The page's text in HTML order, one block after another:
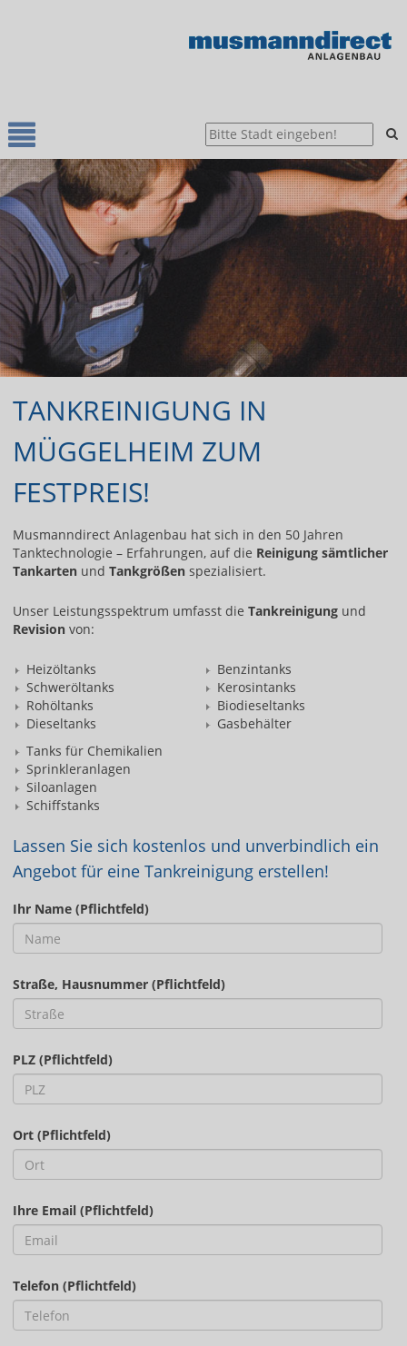
TANKREINIGUNG IN
MÜGGELHEIM ZUM
FESTPREIS!
Musmanndirect Anlagenbau hat sich in den 50 Jahren
Tanktechnologie – Erfahrungen, auf die Reinigung sämtlicher
Tankarten und Tankgrößen spezialisiert.
Unser Leistungsspektrum umfasst die Tankreinigung und
Revision von:
Heizöltanks
Schweröltanks
Rohöltanks
Dieseltanks
Benzintanks
Kerosintanks
Biodieseltanks
Gasbehälter
Tanks für Chemikalien
Sprinkleranlagen
Siloanlagen
Schiffstanks
Lassen Sie sich kostenlos und unverbindlich ein
Angebot für eine Tankreinigung erstellen!
Ihr Name (Pflichtfeld)
Straße, Hausnummer (Pflichtfeld)
PLZ (Pflichtfeld)
Ort (Pflichtfeld)
Ihre Email (Pflichtfeld)
Telefon (Pflichtfeld)